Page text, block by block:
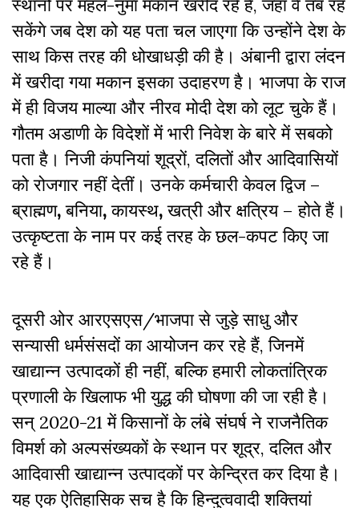
स्थानों पर महल-नुमा मकान खरीद रहे हैं, जहां वे तब रह
सकेंगे जब देश को यह पता चल जाएगा कि उन्होंने देश के
साथ किस तरह की धोखाधड़ी की है। अंबानी द्वारा लंदन
में खरीदा गया मकान इसका उदाहरण है। भाजपा के राज
में ही विजय माल्या और नीरव मोदी देश को लूट चुके हैं।
गौतम अडाणी के विदेशों में भारी निवेश के बारे में सबको
पता है। निजी कंपनियां शूद्रों, दलितों और आदिवासियों
को रोजगार नहीं देतीं। उनके कर्मचारी केवल द्विज –
ब्राह्मण,बनिया,कायस्थ,खत्री और क्षत्रिय – होते हैं।
उत्कृष्टता के नाम पर कई तरह के छल-कपट किए जा
रहे हैं।
दूसरी ओर आरएसएस/भाजपा से जुड़े साधु और
सन्यासी धर्मसंसदों का आयोजन कर रहे हैं, जिनमें
खाद्यान्न उत्पादकों ही नहीं, बल्कि हमारी लोकतांत्रिक
प्रणाली के खिलाफ भी युद्ध की घोषणा की जा रही है।
सन् 2020-21 में किसानों के लंबे संघर्ष ने राजनैतिक
विमर्श को अल्पसंख्यकों के स्थान पर शूद्र, दलित और
आदिवासी खाद्यान्न उत्पादकों पर केन्द्रित कर दिया है।
यह एक ऐतिहासिक सच है कि हिन्दुत्ववादी शक्तियां